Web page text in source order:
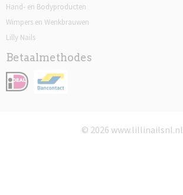
Hand- en Bodyproducten
Wimpers en Wenkbrauwen
Lilly Nails
Betaalmethodes
© 2026 www.lillinailsnl.nl